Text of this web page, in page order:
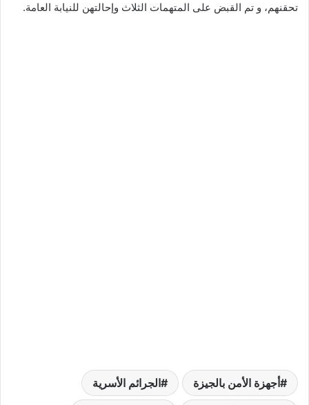
تحقنهم، و تم القبض على المتهمات الثلاث وإحالتهن للنيابة العامة.
أجهزة الأمن بالجيزة الجرائم الأسرية